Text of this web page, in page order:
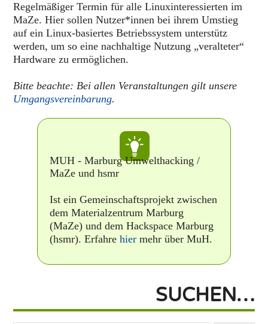
Regelmäßiger Termin für alle Linuxinteressierten im
MaZe. Hier sollen Nutzer*innen bei ihrem Umstieg
auf ein Linux-basiertes Betriebssystem unterstütz
werden, um so eine nachhaltige Nutzung „veralteter“
Hardware zu ermöglichen.
Bitte beachte: Bei allen Veranstaltungen gilt unsere
Umgangsvereinbarung.
MUH - Marburg Umwelthacking /
MaZe und hsmr
Ist ein Gemeinschaftsprojekt zwischen
dem Materialzentrum Marburg
(MaZe) und dem Hackspace Marburg
(hsmr). Erfahrehier mehr über MuH.
SUCHEN…